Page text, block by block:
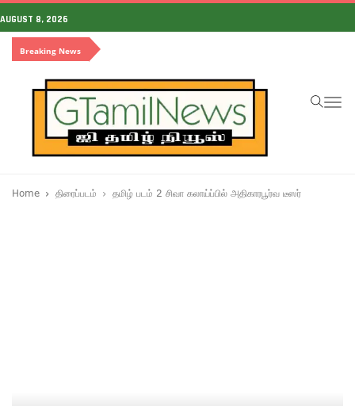
AUGUST 8, 2026
Breaking News
Home திரைப்படம் தமிழ் படம் 2 சிவா கலாய்ப்பில் அதிகாரபூர்வ டீஸர்